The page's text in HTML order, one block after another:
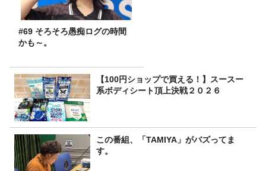
#69 そろそろ愚痴ログの時間
かも～。
【100円ショップで買える！】スースー
系ボディシート頂上決戦２０２６
この番組、「TAMIYA」がバズってま
す。